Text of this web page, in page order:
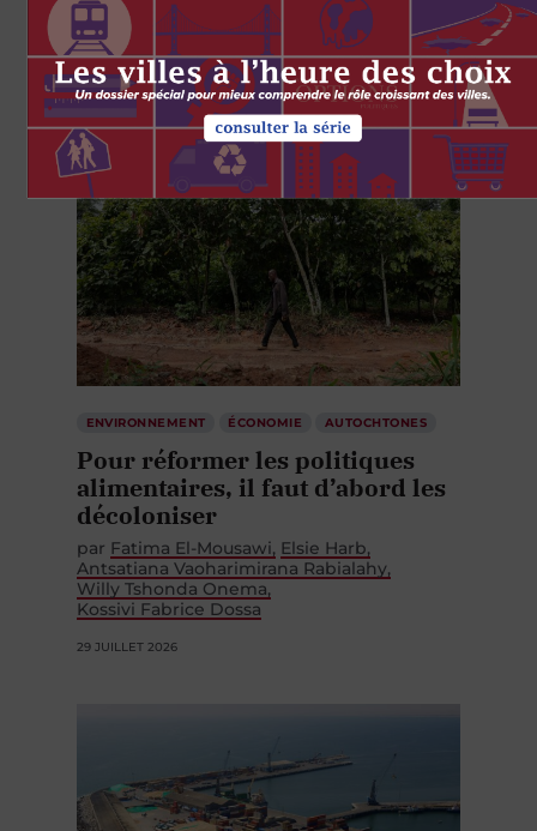
4 AOÛT 2026
ENVIRONNEMENT ÉCONOMIE AUTOCHTONES
Pour réformer les politiques
alimentaires, il faut d’abord les
décoloniser
par Fatima El-Mousawi Elsie Harb
Antsatiana Vaoharimirana Rabialahy
Willy Tshonda Onema
Kossivi Fabrice Dossa
29 JUILLET 2026